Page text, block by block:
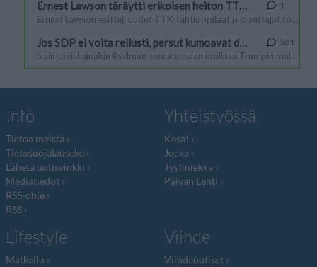
Info
Tietoa meistä
Tietosuojalauseke
Lähetä uutisvinkki
Mediatiedot
RSS-ohje
RSS
Yhteistyössä
Kesä!
Jocka
Tyyliniekka
Päivän Lehti
Lifestyle
Matkailu
Viihde
Viihdeuutiset